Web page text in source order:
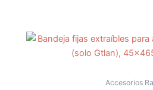
Accesorios